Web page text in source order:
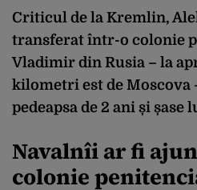
Criticul de la Kremlin,
transferat într-o colonie
Vladimir din Rusia – la
kilometri est de Moscova
pedeapsa de 2 ani și șase
Navalnîi ar fi
colonie